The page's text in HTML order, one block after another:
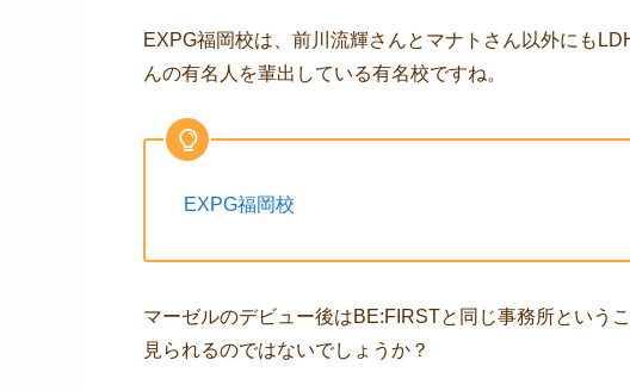
EXPG福岡校は、前川流輝さんとマナトさん以外にも
んの有名人を輩出している有名校ですね。
EXPG福岡校
マーゼルのデビュー後はBE:FIRSTと同じ事務所という
見られるのではないでしょうか？